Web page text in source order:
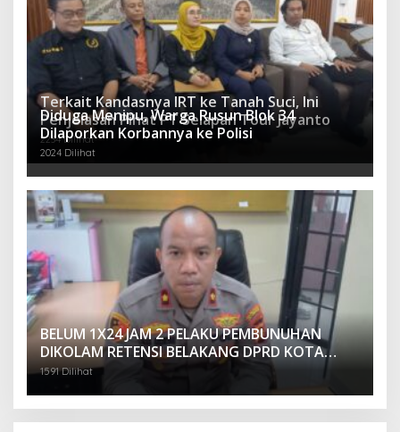
Terkait Kandasnya IRT ke Tanah Suci, Ini
Penjelasan Pihat PT Selapan Tour Jayanto
2234 Dilihat
Diduga Menipu, Warga Rusun Blok 34
Dilaporkan Korbannya ke Polisi
2024 Dilihat
BELUM 1X24 JAM 2 PELAKU PEMBUNUHAN
DIKOLAM RETENSI BELAKANG DPRD KOTA
PALEMBANG TELAH DIRINGKUS ANGGOTA
1591 Dilihat